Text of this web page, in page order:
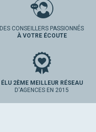
DES CONSEILLERS PASSIONNÉS
À VOTRE ÉCOUTE
ÉLU 2ÈME MEILLEUR RÉSEAU
D'AGENCES EN 2015